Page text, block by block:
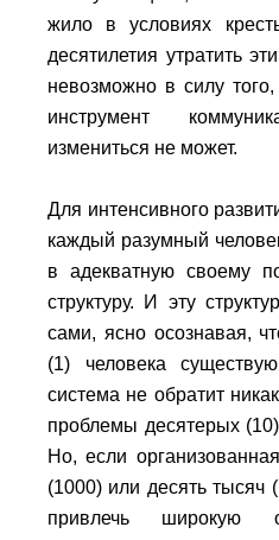
жило в условиях
десятилетия утратить
невозможно в силу
инструмент
измениться не может.
Для интенсивного
каждый разумный
в адекватную своему
структуру. И эту
сами, ясно осознавая,
(1) человека
система не обратит
проблемы десятерых
Но, если
(1000) или десять тысяч
привлечь широкую